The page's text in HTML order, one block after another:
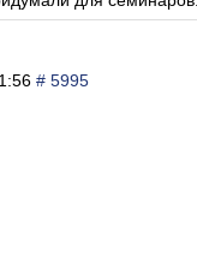
# 5995